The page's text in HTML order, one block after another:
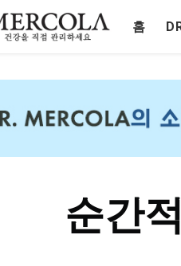
홈
순간